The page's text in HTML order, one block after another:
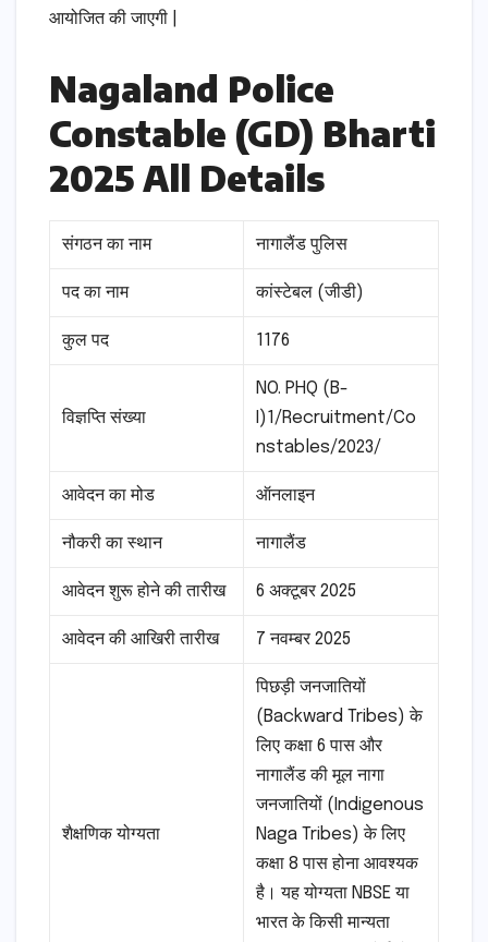
आयोजित की जाएगी |
Nagaland Police
Constable (GD) Bharti
2025 All Details
संगठन का नाम नागालैंड पुलिस
पद का नाम कांस्टेबल (जीडी)
कुल पद 1176
विज्ञप्ति संख्या
NO. PHQ (B-
I)1/Recruitment/Co
nstables/2023/
आवेदन का मोड ऑनलाइन
नौकरी का स्थान नागालैंड
आवेदन शुरू होने की तारीख 6 अक्टूबर 2025
आवेदन की आखिरी तारीख 7 नवम्बर 2025
शैक्षणिक योग्यता
पिछड़ी जनजातियों
(Backward Tribes) के
लिए कक्षा 6 पास और
नागालैंड की मूल नागा
जनजातियों (Indigenous
Naga Tribes) के लिए
कक्षा 8 पास होना आवश्यक
है। यह योग्यता NBSE या
भारत के किसी मान्यता